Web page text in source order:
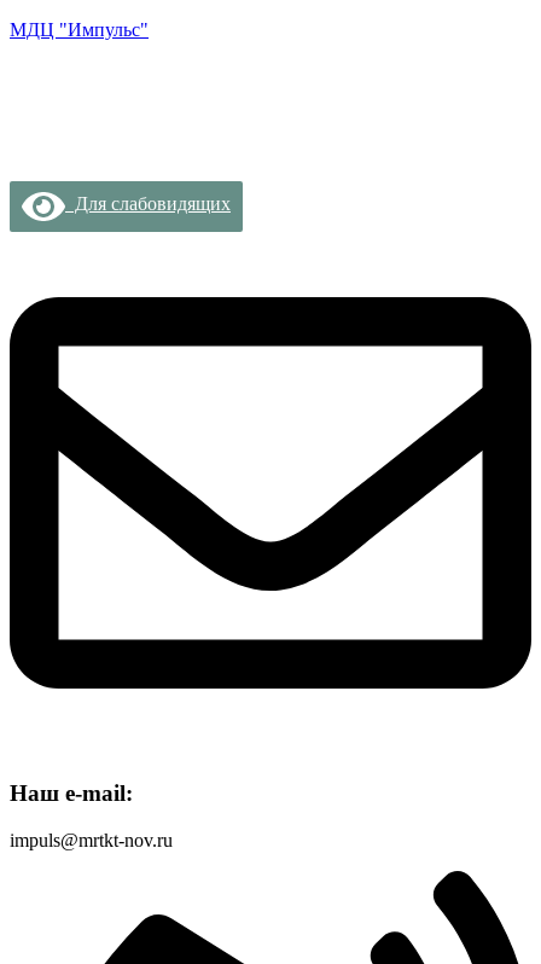
МДЦ "Импульс"
Для слабовидящих
Наш e-mail:
impuls@mrtkt-nov.ru